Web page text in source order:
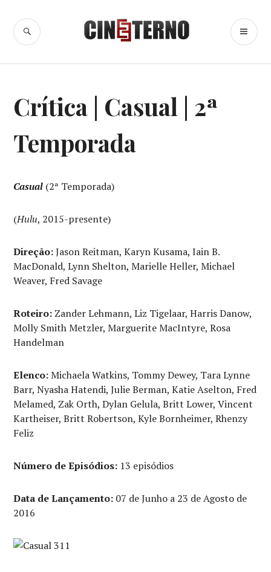
para
conteúdo
Cine Eterno
BUSCA
DE
TV
Crítica | Casual | 2ª
Temporada
Casual (2ª Temporada)
(Hulu, 2015-presente)
Direção:Jason Reitman, Karyn Kusama, Iain B.
MacDonald, Lynn Shelton, Marielle Heller, Michael
Weaver, Fred Savage
Roteiro: Zander Lehmann, Liz Tigelaar, Harris Danow,
Molly Smith Metzler, Marguerite MacIntyre, Rosa
Handelman
Elenco:Michaela Watkins, Tommy Dewey, Tara Lynne
Barr, Nyasha Hatendi, Julie Berman, Katie Aselton, Fred
Melamed, Zak Orth, Dylan Gelula, Britt Lower, Vincent
Kartheiser, Britt Robertson, Kyle Bornheimer, Rhenzy
Feliz
Número de Episódios: 13 episódios
Data de Lançamento: 07 de Junho a 23 de Agosto de
2016